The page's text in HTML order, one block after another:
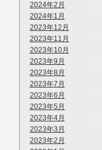
2024年2月
2024年1月
2023年12月
2023年11月
2023年10月
2023年9月
2023年8月
2023年7月
2023年6月
2023年5月
2023年4月
2023年3月
2023年2月